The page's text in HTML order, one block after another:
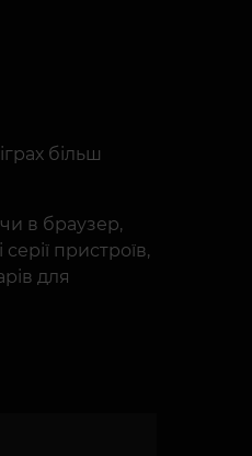
більш
в браузер,
пристроїв,
для